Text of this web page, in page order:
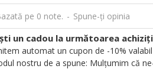
pe 0 note. - Spune-ţi opinia
un cadou la următoarea
automat un cupon de -10%
nostru de a spune: Mulțumim că